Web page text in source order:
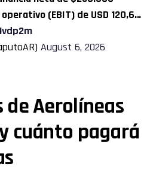
(EBIT) de USD 120,6…
August 6, 2026
de Aerolíneas
cuánto pagará